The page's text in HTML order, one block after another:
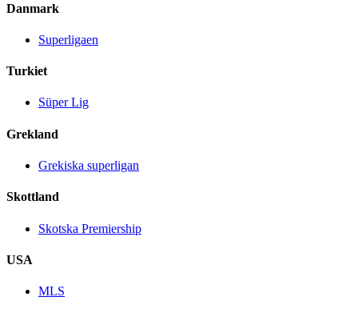
Danmark
Superligaen
Turkiet
Süper Lig
Grekland
Grekiska superligan
Skottland
Skotska Premiership
USA
MLS